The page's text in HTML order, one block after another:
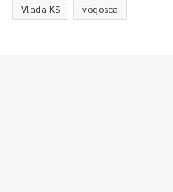
Vlada KS vogosca